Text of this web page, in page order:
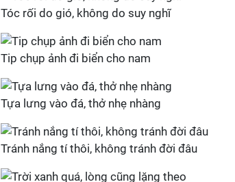
Tóc rối do gió, không do suy nghĩ
Tip chụp ảnh đi biển cho nam
Tựa lưng vào đá, thở nhẹ nhàng
Tránh nắng tí thôi, không tránh đời đâu